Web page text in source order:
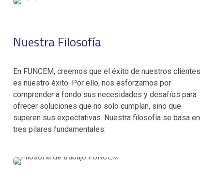
Nuestra Filosofía
En FUNCEM, creemos que el éxito de nuestros clientes
es nuestro éxito. Por ello, nos esforzamos por
comprender a fondo sus necesidades y desafíos para
ofrecer soluciones que no solo cumplan, sino que
superen sus expectativas. Nuestra filosofía se basa en
tres pilares fundamentales: